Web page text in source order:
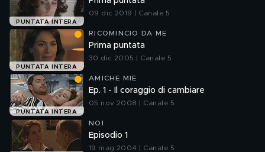
PUNTATA INTERA
09 dic 2019 | Canale 5
PUNTATA INTERA
RICOMINCIO DA ME
Prima puntata
30 dic 2005 | Canale 5
PUNTATA INTERA
AMICHE MIE
Ep. 1 - Il coraggio di cambiare
05 nov 2008 | Canale 5
NOI
Episodio 1
19 mag 2004 | Canale 5